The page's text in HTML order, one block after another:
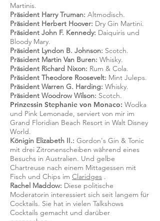
Martinis.
Präsident Harry Truman: Altmodisch.
Präsident Herbert Hoover: Dry Gin Martini.
Präsident John F. Kennedy: Daiquiris und
Bloody Mary.
Präsident Lyndon B. Johnson: Scotch.
Präsident Martin Van Buren: Whisky.
Präsident Richard Nixon: Rum & Cola.
Präsident Theodore Roosevelt: Mint Juleps.
Präsident Warren G. Harding: Whisky.
Präsident Woodrow Wilson: Scotch.
Prinzessin Stephanie von Monaco: Wodka
und Pink Lemonade, serviert von mir im
Grand Floridian Beach Resort in Walt Disney
World.
Königin Elizabeth II.: Gordon's Gin & Tonic
mit drei Zitronenscheiben während eines
Besuchs in Australien. Und gelbe
Chartreuse nach einem Mittagessen mit
Fisch und Chips im Claridges .
Rachel Maddow: Diese politische
Moderatorin interessiert sich seit langem für
Cocktails. Sie hat in vielen Talkshows
Cocktails gemacht und darüber